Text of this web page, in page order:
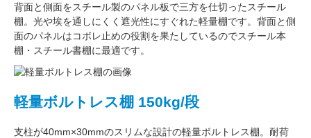
背面と側面をスチール製のパネル板で三方を仕切った スチール
棚。 光や埃を通しにくく遮光性にすぐれた軽量棚です。背面と側
面のパネルはコボレ止めの役割を果たしているのでスチール本
棚・スチール書棚に最適です。
軽量ボルトレス棚 150kg/段
支柱が40mm×30mmのスリムな設計の軽量ボルトレス棚。 耐荷